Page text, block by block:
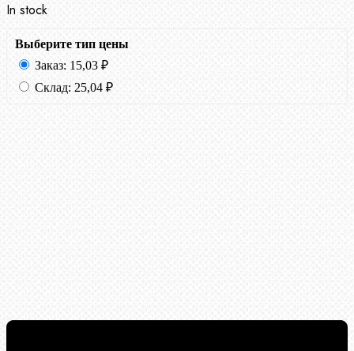
In stock
Выберите тип цены
Заказ: 15,03 ₽
Склад: 25,04 ₽